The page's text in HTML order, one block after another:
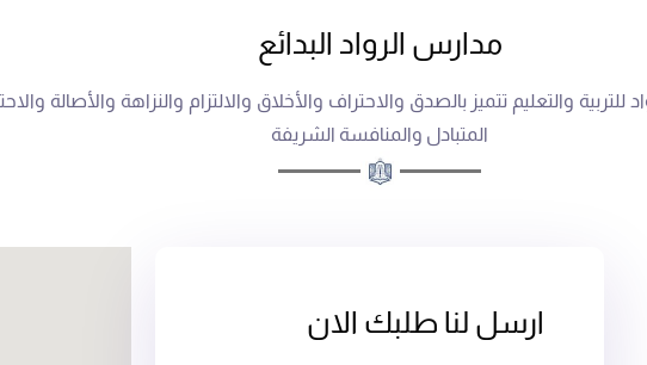
مدارس الرواد البدائع
والتعليم تتميز بالصدق والاحتراف والأخلاق والالتزام والنزاهة والأصالة
المتبادل والمنافسة الشريفة
ارسل لنا طلبك الان